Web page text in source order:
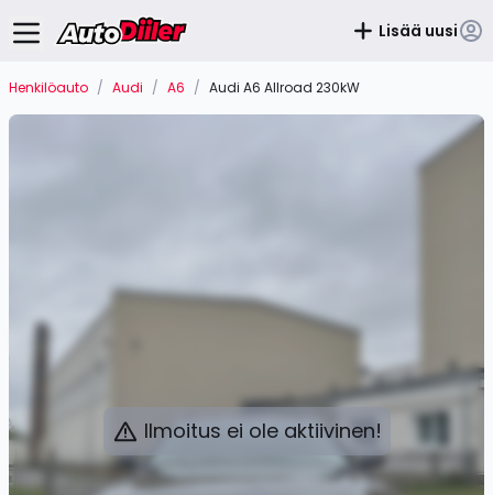
Lisää uusi
Henkilöauto / Audi / A6 / Audi A6 Allroad 230kW
Ilmoitus ei ole aktiivinen!